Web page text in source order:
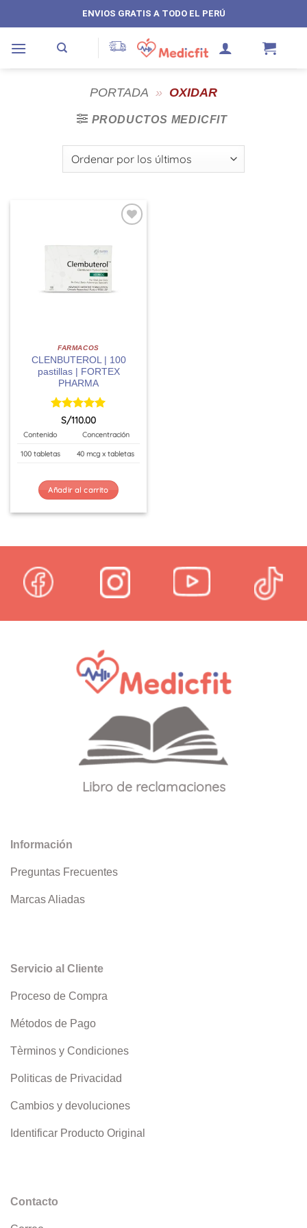
al
contenido
ENVIOS GRATIS A TODO EL PERÚ
PORTADA » OXIDAR
PRODUCTOS MEDICFIT
FARMACOS
CLENBUTEROL | 100
pastillas | FORTEX
PHARMA
Valorado
con
de 5
S/110.00
Contenido Concentración
100 tabletas 40 mcg x tabletas
Añadir al carrito
Libro de reclamaciones
Información
Preguntas Frecuentes
Marcas Aliadas
Servicio al Cliente
Proceso de Compra
Métodos de Pago
Tèrminos y Condiciones
Politicas de Privacidad
Cambios y devoluciones
Identificar Producto Original
Contacto